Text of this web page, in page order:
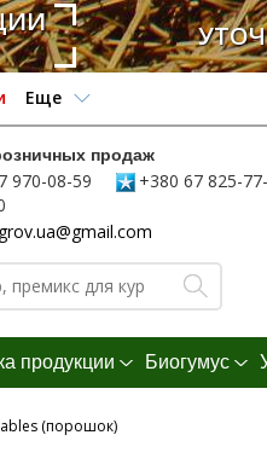
Еще
продаж
970-08-59
+380 67 825-77-
продукции Биогумус
(порошок)